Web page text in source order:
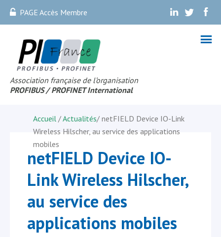
PAGE Accès Membre . . .
Association française de l’organisation
PROFIBUS / PROFINET International
Accueil /Actualités/ netFIELD Device IO-Link
Wireless Hilscher, au service des applications
mobiles
netFIELD Device IO-
Link Wireless Hilscher,
au service des
applications mobiles